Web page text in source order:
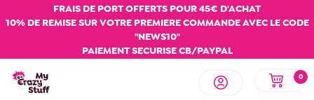
FRAIS DE PORT OFFERTS POUR 45€ D'ACHAT
10% DE REMISE SUR VOTRE PREMIERE COMMANDE AVEC LE CODE
"NEWS10"
PAIEMENT SECURISE CB/PAYPAL
0